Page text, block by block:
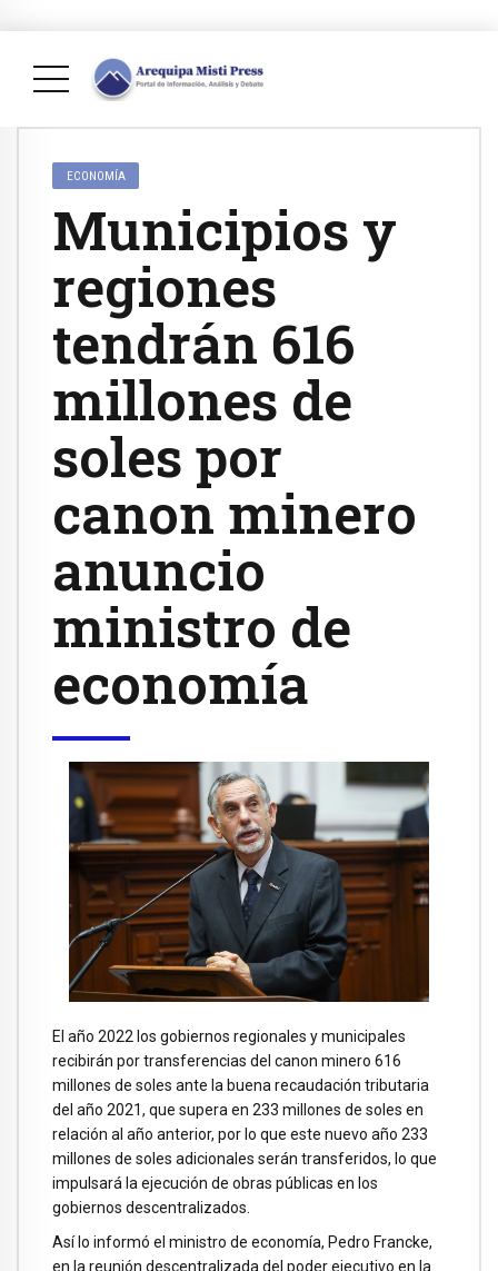
ECONOMÍA
Municipios y
regiones
tendrán 616
millones de
soles por
canon minero
anuncio
ministro de
economía
El año 2022 los gobiernos regionales y municipales
recibirán por transferencias del canon minero 616
millones de soles ante la buena recaudación tributaria
del año 2021, que supera en 233 millones de soles en
relación al año anterior, por lo que este nuevo año 233
millones de soles adicionales serán transferidos, lo que
impulsará la ejecución de obras públicas en los
gobiernos descentralizados.
Así lo informó el ministro de economía, Pedro Francke,
en la reunión descentralizada del poder ejecutivo en la